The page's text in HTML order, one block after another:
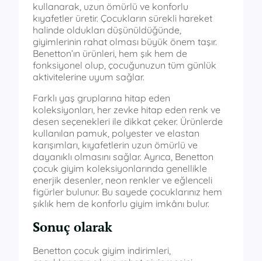
kullanarak, uzun ömürlü ve konforlu
kıyafetler üretir. Çocukların sürekli hareket
halinde oldukları düşünüldüğünde,
giyimlerinin rahat olması büyük önem taşır.
Benetton’ın ürünleri, hem şık hem de
fonksiyonel olup, çocuğunuzun tüm günlük
aktivitelerine uyum sağlar.
Farklı yaş gruplarına hitap eden
koleksiyonları, her zevke hitap eden renk ve
desen seçenekleri ile dikkat çeker. Ürünlerde
kullanılan pamuk, polyester ve elastan
karışımları, kıyafetlerin uzun ömürlü ve
dayanıklı olmasını sağlar. Ayrıca, Benetton
çocuk giyim koleksiyonlarında genellikle
enerjik desenler, neon renkler ve eğlenceli
figürler bulunur. Bu sayede çocuklarınız hem
şıklık hem de konforlu giyim imkânı bulur.
Sonuç olarak
Benetton çocuk giyim indirimleri,